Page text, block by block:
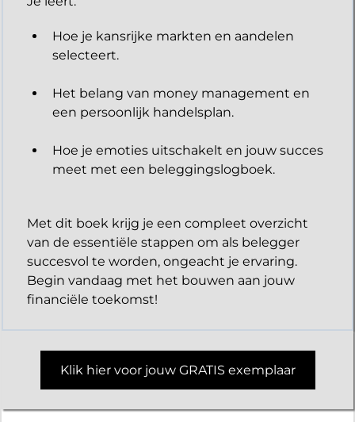
Hoe je kansrijke markten en aandelen
selecteert.
Het belang van money management en
een persoonlijk handelsplan.
Hoe je emoties uitschakelt en jouw succes
meet met een beleggingslogboek.
Met dit boek krijg je een compleet overzicht
van de essentiële stappen om als belegger
succesvol te worden, ongeacht je ervaring.
Begin vandaag met het bouwen aan jouw
financiële toekomst!
Klik hier voor jouw GRATIS exemplaar